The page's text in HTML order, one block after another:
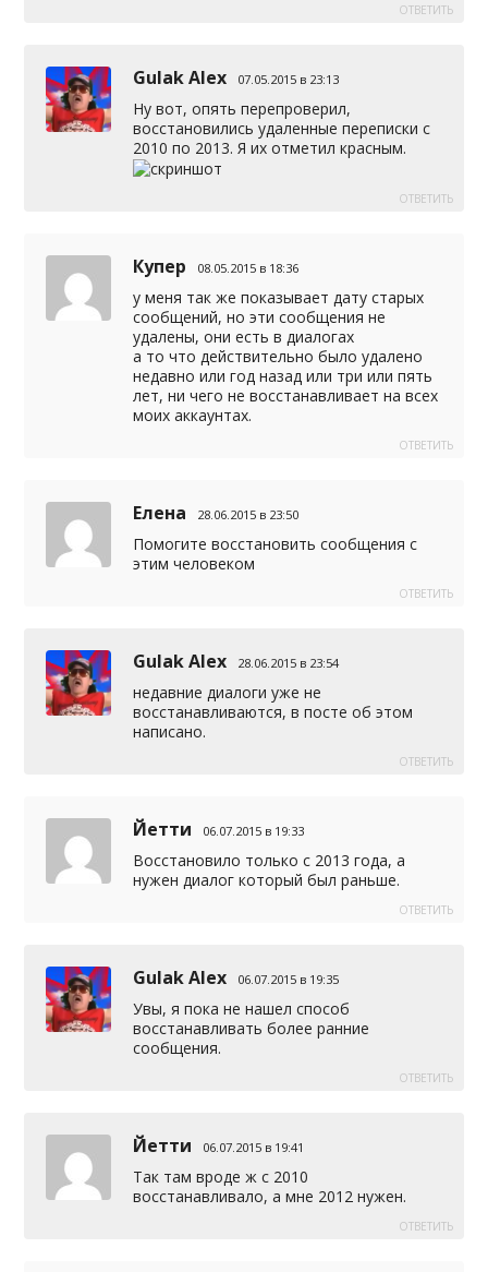
ОТВЕТИТЬ
Gulak Alex 07.05.2015 в 23:13
Ну вот, опять перепроверил,
восстановились удаленные переписки с
2010 по 2013. Я их отметил красным.
ОТВЕТИТЬ
Купер 08.05.2015 в 18:36
у меня так же показывает дату старых
сообщений, но эти сообщения не
удалены, они есть в диалогах
а то что действительно было удалено
недавно или год назад или три или пять
лет, ни чего не восстанавливает на всех
моих аккаунтах.
ОТВЕТИТЬ
Елена 28.06.2015 в 23:50
Помогите восстановить сообщения с
этим человеком
ОТВЕТИТЬ
Gulak Alex 28.06.2015 в 23:54
недавние диалоги уже не
восстанавливаются, в посте об этом
написано.
ОТВЕТИТЬ
Йетти 06.07.2015 в 19:33
Восстановило только с 2013 года, а
нужен диалог который был раньше.
ОТВЕТИТЬ
Gulak Alex 06.07.2015 в 19:35
Увы, я пока не нашел способ
восстанавливать более ранние
сообщения.
ОТВЕТИТЬ
Йетти 06.07.2015 в 19:41
Так там вроде ж с 2010
восстанавливало, а мне 2012 нужен.
ОТВЕТИТЬ